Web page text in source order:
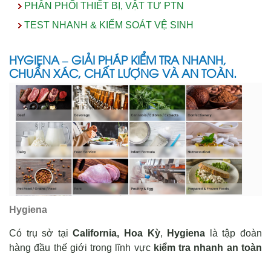
PHÂN PHỐI THIẾT BỊ, VẬT TƯ PTN
TEST NHANH & KIỂM SOÁT VỆ SINH
HYGIENA – GIẢI PHÁP KIỂM TRA NHANH,
CHUẨN XÁC, CHẤT LƯỢNG VÀ AN TOÀN.
Hygiena
Có trụ sở tạiCalifornia, Hoa Kỳ, Hygiena là tập đoàn
hàng đầu thế giới trong lĩnh vực kiểm tra nhanh an toàn